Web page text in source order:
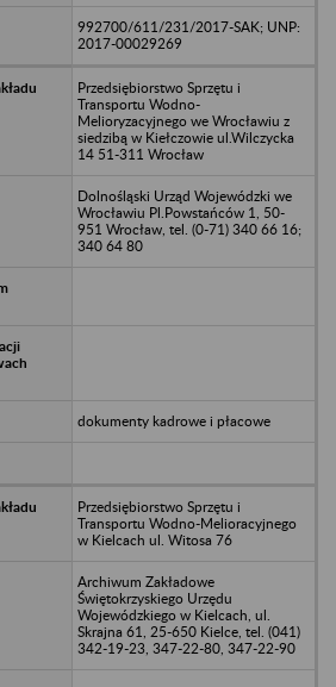
992700/611/231/2017-SAK; UNP:
2017-00029269
Przedsiębiorstwo Sprzętu i
Transportu Wodno-
Melioryzacyjnego we Wrocławiu z
siedzibą w Kiełczowie ul.Wilczycka
14 51-311 Wrocław
Dolnośląski Urząd Wojewódzki we
Wrocławiu Pl.Powstańców 1, 50-
951 Wrocław, tel. (0-71) 340 66 16;
340 64 80
dokumenty kadrowe i płacowe
Przedsiębiorstwo Sprzętu i
Transportu Wodno-Melioracyjnego
w Kielcach ul. Witosa 76
Archiwum Zakładowe
Świętokrzyskiego Urzędu
Wojewódzkiego w Kielcach, ul.
Skrajna 61, 25-650 Kielce, tel. (041)
342-19-23, 347-22-80, 347-22-90